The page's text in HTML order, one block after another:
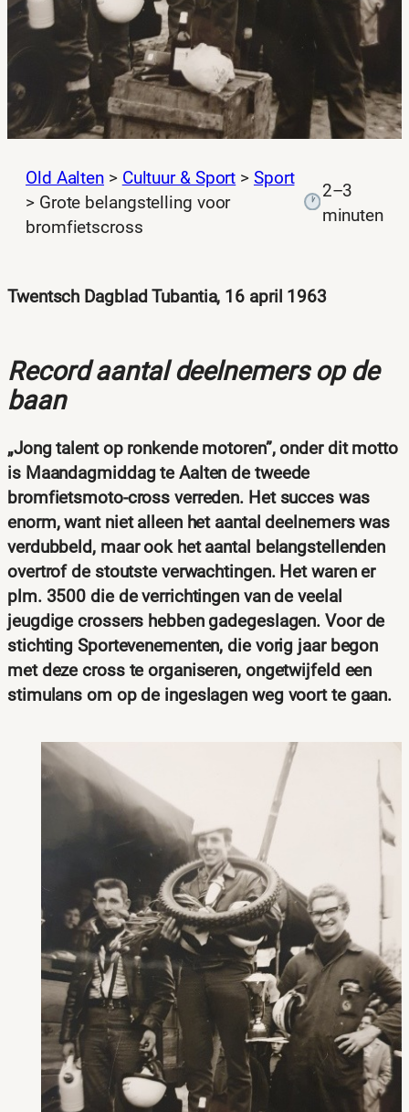
Old Aalten > Cultuur & Sport > Sport
> Grote belangstelling voor
bromfietscross
2–3
minuten
Twentsch Dagblad Tubantia, 16 april 1963
Record aantal deelnemers op de
baan
„Jong talent op ronkende motoren”, onder dit motto
is Maandagmiddag te Aalten de tweede
bromfietsmoto-cross verreden. Het succes was
enorm, want niet alleen het aantal deelnemers was
verdubbeld, maar ook het aantal belangstellenden
overtrof de stoutste verwachtingen. Het waren er
plm. 3500 die de verrichtingen van de veelal
jeugdige crossers hebben gadegeslagen. Voor de
stichting Sportevenementen, die vorig jaar begon
met deze cross te organiseren, ongetwijfeld een
stimulans om op de ingeslagen weg voort te gaan.